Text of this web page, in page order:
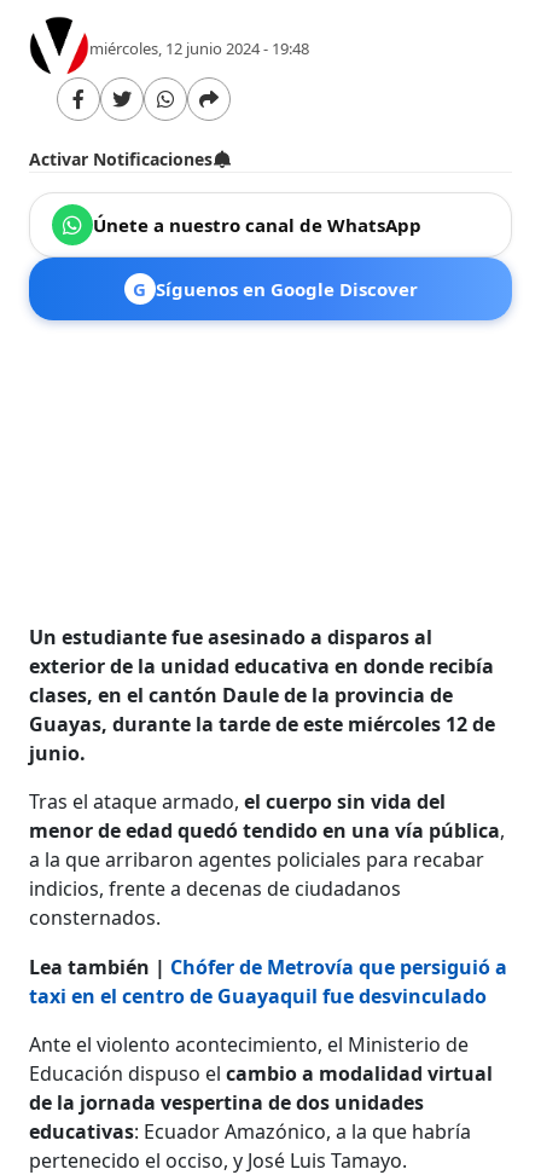
miércoles, 12 junio 2024 - 19:48
Activar Notificaciones
Únete a nuestro canal de WhatsApp
G Síguenos en Google Discover
Un estudiante fue asesinado a disparos al
exterior de la unidad educativa en donde recibía
clases, en el cantón Daule de la provincia de
Guayas, durante la tarde de este miércoles 12 de
junio.
Tras el ataque armado,el cuerpo sin vida del
menor de edad quedó tendido en una vía pública,
a la que arribaron agentes policiales para recabar
indicios, frente a decenas de ciudadanos
consternados.
Lea también | Chófer de Metrovía que persiguió a
taxi en el centro de Guayaquil fue desvinculado
Ante el violento acontecimiento, el Ministerio de
Educación dispuso el cambio a modalidad virtual
de la jornada vespertina de dos unidades
educativas: Ecuador Amazónico, a la que habría
pertenecido el occiso, y José Luis Tamayo.